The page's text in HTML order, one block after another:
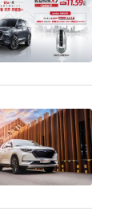
、空间、品
，以同级